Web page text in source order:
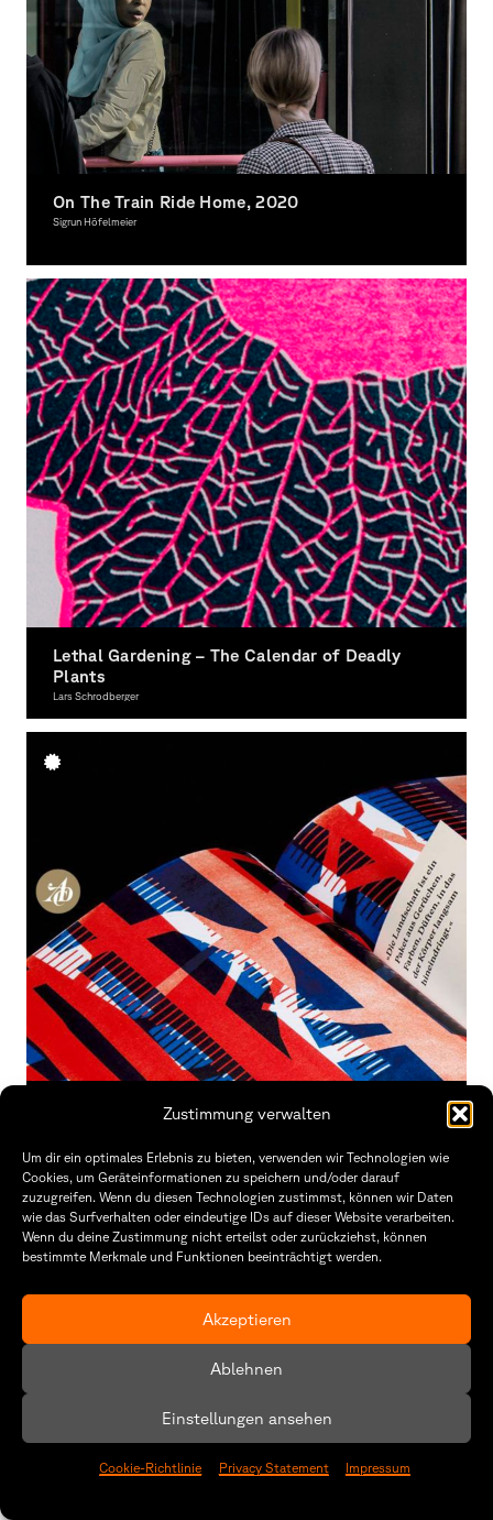
Zustimmung verwalten
Um dir ein optimales Erlebnis zu bieten, verwenden wir Technologien wie
Cookies, um Geräteinformationen zu speichern und/oder darauf
zuzugreifen. Wenn du diesen Technologien zustimmst, können wir Daten
wie das Surfverhalten oder eindeutige IDs auf dieser Website verarbeiten.
Wenn du deine Zustimmung nicht erteilst oder zurückziehst, können
bestimmte Merkmale und Funktionen beeinträchtigt werden.
Akzeptieren
Ablehnen
Einstellungen ansehen
Cookie-Richtlinie Privacy Statement Impressum
On The Train Ride Home, 2020
Sigrun Höfelmeier
Lethal Gardening – The Calendar of Deadly
Plants
Lars Schrodberger
schnurstracks – vom gehen und bleiben
Graphic Design, Illustration, Award-winning